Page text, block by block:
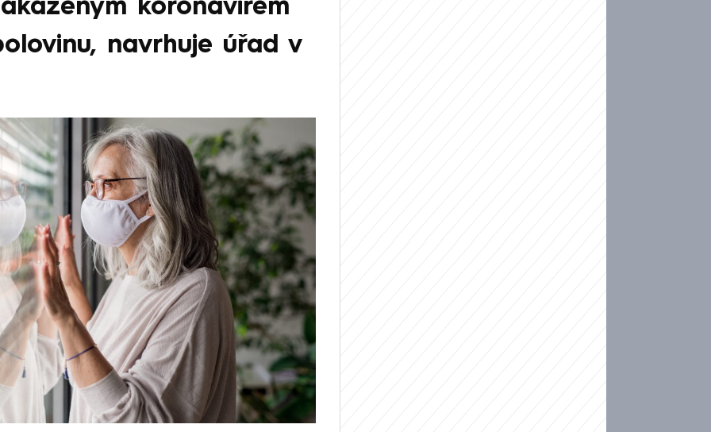
koronavirem
navrhuje úřad v